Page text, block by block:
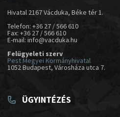
Hivatal 2167 Vácduka, Béke tér 1.
Telefon: +36 27 / 566 610
Fax: +36 27 / 566 610
E-mail: info@vacduka.hu
Felügyeleti szerv
Pest Megyei Kormányhivatal
1052 Budapest, Városháza utca 7.
ÜGYINTÉZÉS